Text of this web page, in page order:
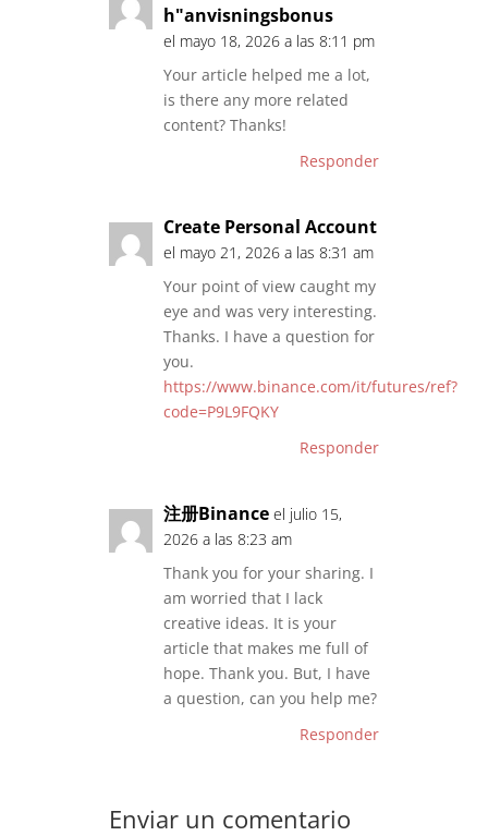
h"anvisningsbonus
el mayo 18, 2026 a las 8:11 pm
Your article helped me a lot,
is there any more related
content? Thanks!
Responder
Create Personal Account
el mayo 21, 2026 a las 8:31 am
Your point of view caught my
eye and was very interesting.
Thanks. I have a question for
you.
https://www.binance.com/it/futures/ref?
code=P9L9FQKY
Responder
注册Binance el julio 15,
2026 a las 8:23 am
Thank you for your sharing. I
am worried that I lack
creative ideas. It is your
article that makes me full of
hope. Thank you. But, I have
a question, can you help me?
Responder
Enviar un comentario